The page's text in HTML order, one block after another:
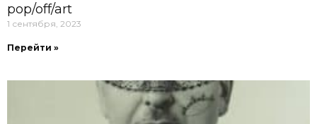
pop/off/art
1 сентября, 2023
Перейти »